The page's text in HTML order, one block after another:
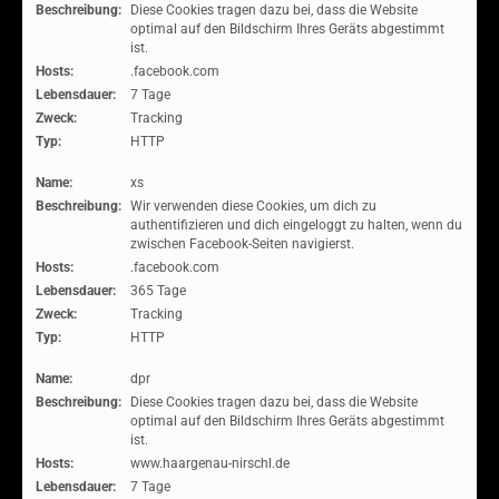
Beschreibung:
Diese Cookies tragen dazu bei, dass die Website
optimal auf den Bildschirm Ihres Geräts abgestimmt
ist.
Hosts:
.facebook.com
Lebensdauer:
7 Tage
Zweck:
Tracking
Typ:
HTTP
Name:
xs
Beschreibung: Wir verwenden diese Cookies, um dich zu
authentifizieren und dich eingeloggt zu halten, wenn du
zwischen Facebook-Seiten navigierst.
Hosts:
.facebook.com
Lebensdauer:
365 Tage
Zweck:
Tracking
Typ:
HTTP
Name:
dpr
Beschreibung:
Diese Cookies tragen dazu bei, dass die Website
optimal auf den Bildschirm Ihres Geräts abgestimmt
ist.
Hosts:
www.haargenau-nirschl.de
Lebensdauer:
7 Tage